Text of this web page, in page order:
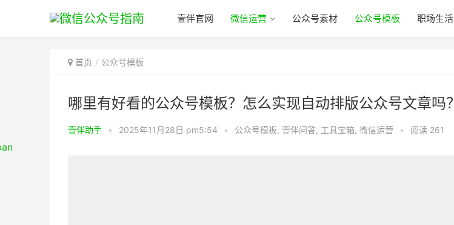
壹伴官网 微信运营 公众号素材 公众号模板 职场生活
首页 公众号模板
哪里有好看的公众号模板？怎么实现自动排版公众号文章吗？
壹伴助手 • 2025年11月28日 pm5:54 • 公众号模板, 壹伴问答, 工具宝箱, 微信运营 • 阅读 261